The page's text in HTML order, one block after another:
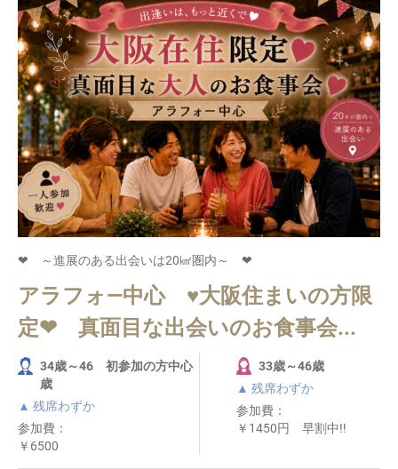
❤ ～進展のある出会いは20㎢圏内～ ❤
アラフォ―中心 ♥大阪住まいの方限
定❤ 真面目な出会いのお食事会...
34歳～46 初参加の方中心
歳
▲ 残席わずか
参加費：
￥6500
33歳～46歳
▲ 残席わずか
参加費：
￥1450円 早割中!!